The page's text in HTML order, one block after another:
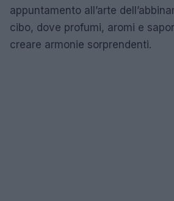
appuntamento all’arte
cibo, dove profumi, aromi e
creare armonie sorprendenti.